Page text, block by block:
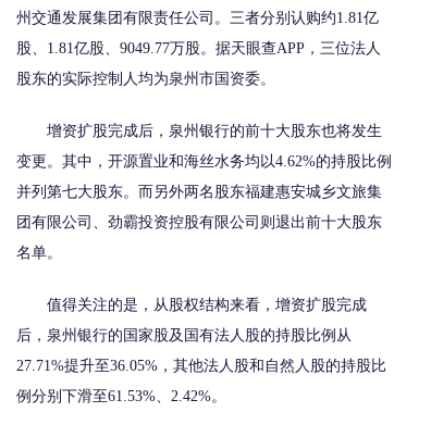
州交通发展集团有限责任公司。三者分别认购约1.81亿
股、1.81亿股、9049.77万股。据天眼查APP，三位法人
股东的实际控制人均为泉州市国资委。
增资扩股完成后，泉州银行的前十大股东也将发生
变更。其中，开源置业和海丝水务均以4.62%的持股比例
并列第七大股东。而另外两名股东福建惠安城乡文旅集
团有限公司、劲霸投资控股有限公司则退出前十大股东
名单。
值得关注的是，从股权结构来看，增资扩股完成
后，泉州银行的国家股及国有法人股的持股比例从
27.71%提升至36.05%，其他法人股和自然人股的持股比
例分别下滑至61.53%、2.42%。